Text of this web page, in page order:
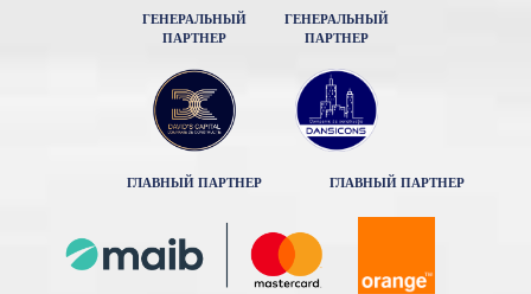
ГЕНЕРАЛЬНЫЙ
ПАРТНЕР
ГЕНЕРАЛЬНЫЙ
ПАРТНЕР
ГЛАВНЫЙ ПАРТНЕР ГЛАВНЫЙ ПАРТНЕР